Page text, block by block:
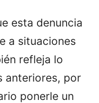
esta denuncia
a situaciones
refleja lo
anteriores, por
ponerle un